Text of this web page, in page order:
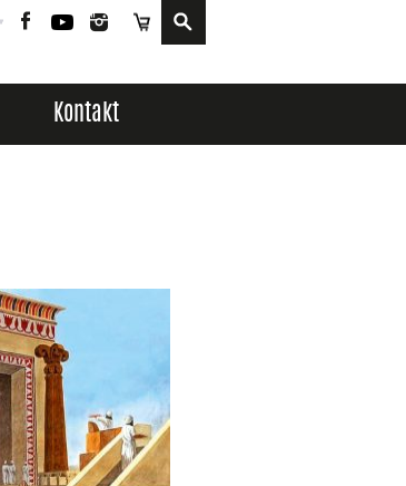
Logowanie
FacebookYouTubeInstagram
Sklep
Kontakt